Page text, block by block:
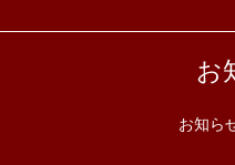
お
お知ら